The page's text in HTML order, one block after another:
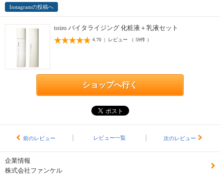
Instagramの投稿へ
toiro バイタライジング 化粧液＋乳液セット
4.70 | レビュー （ 59件 ）
ショップへ行く
前のレビュー レビュー一覧 次のレビュー
企業情報
株式会社ファンケル